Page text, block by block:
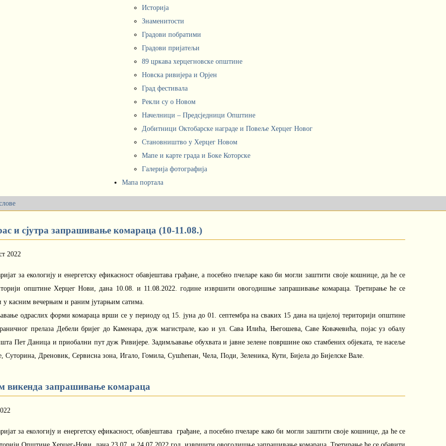
Историја
Знаменитости
Градови побратими
Градови пријатељи
89 цркава херцегновске општине
Новска ривијера и Орјен
Град фестивала
Рекли су о Новом
Начелници – Предсједници Општине
Добитници Октобарске награде и Повеље Херцег Новог
Становништво у Херцег Новом
Мапе и карте града и Боке Которске
Галерија фотографија
Мапа портала
и сјутра запрашивање комараца (10-11.08.)
2022
за екологију и енергетску ефикасност обавјештава грађане, а посебно пчеларе како би могли заштити своје кошнице, да ће се
општине Херцег Нови, дана 10.08. и 11.08.2022. године извршити овогодишње запрашивање комараца. Третирање ће се
у касним вечерњим и раним јутарњим сатима.
одраслих форми комараца врши се у периоду од 15. јуна до 01. септембра на сваких 15 дана на цијелој територији општине
прелаза Дебели бријег до Каменара, дуж магистрале, као и ул. Сава Илића, Његошева, Саве Ковачевића, појас уз обалу
Пет Даница и приобални пут дуж Ривијере. Задимљавање обухвата и јавне зелене површине око стамбених објеката, те насеље
Суторина, Дреновик, Сервисна зона, Игало, Гомила, Сушћепан, Чела, Поди, Зеленика, Кути, Бијела до Бијелске Вале.
викенда запрашивање комараца
за екологију и енергетску ефикасност, обавјештава грађане, а посебно пчеларе како би могли заштити своје кошнице, да ће се